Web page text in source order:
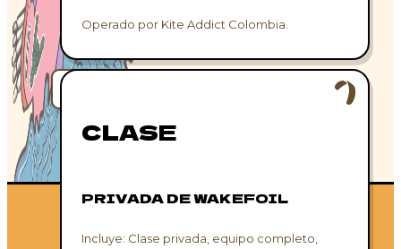
Operado por Kite Addict Colombia.
CLASE
PRIVADA DE WAKEFOIL
Incluye: Clase privada, equipo completo,